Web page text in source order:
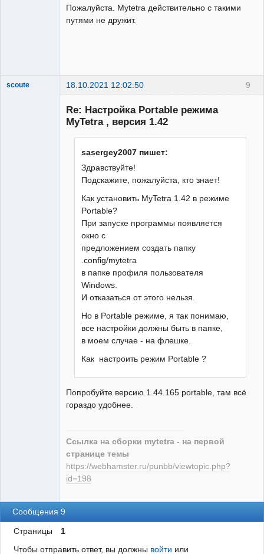
Пожалуйста. Mytetra действительно с такими
путями не дружит.
9
scoute 18.10.2021 12:02:50
Re: Настройка Portable режима
MyTetra , версия 1.42
sasergey2007 пишет:
Здравствуйте!
Подскажите, пожалуйста, кто знает!
Как установить MyTetra 1.42 в режиме
Portable?
При запуске программы появляется
окно с
предложением создать папку
.config/mytetra
в папке профиля пользователя
Windows.
И отказаться от этого нельзя.
Но в Portable режиме, я так понимаю,
все настройки должны быть в папке,
в моем случае - на флешке.
Как настроить режим Portable ?
Попробуйте версию 1.44.165 portable, там всё
гораздо удобнее.
Ссылка на сборки mytetra - на первой
странице темы
https://webhamster.ru/punbb/viewtopic.php?
id=198
Сообщения 9
Страницы
1
Чтобы отправить ответ, вы должны войти или